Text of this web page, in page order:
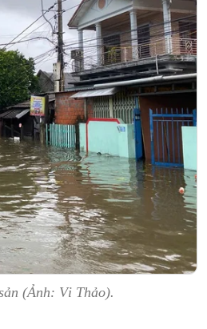
(Ảnh: Vi Thảo).